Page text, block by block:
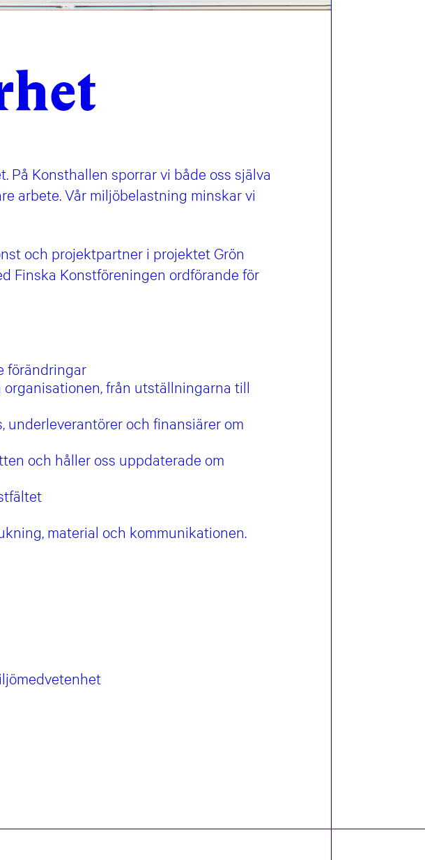
På Konsthallen sporrar vi både oss själva
arbete. Vår miljöbelastning minskar vi
och projektpartner i projektet Grön
Finska Konstföreningen ordförande för
förändringar
från utställningarna till
och finansiärer om
och håller oss uppdaterade om
material och kommunikationen.